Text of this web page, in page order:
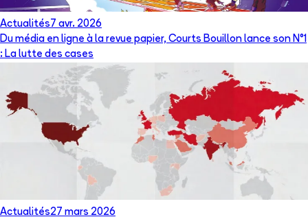
Actualités 7 avr. 2026
Du média en ligne à la revue papier, Courts Bouillon lance son N°1
: La lutte des cases
Actualités27 mars 2026